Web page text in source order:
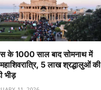
के 1000 साल बाद सोमनाथ में
5 लाख श्रद्धालुओं की
भीड़